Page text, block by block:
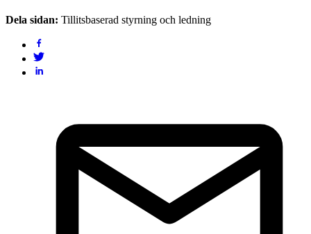
Dela sidan: Tillitsbaserad styrning och ledning